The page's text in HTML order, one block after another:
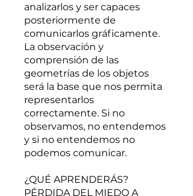
analizarlos y ser capaces
posteriormente de
comunicarlos gráficamente.
La observación y
comprensión de las
geometrías de los objetos
será la base que nos permita
representarlos
correctamente. Si no
observamos, no entendemos
y si no entendemos no
podemos comunicar.
¿QUÉ APRENDERÁS?
PÉRDIDA DEL MIEDO A